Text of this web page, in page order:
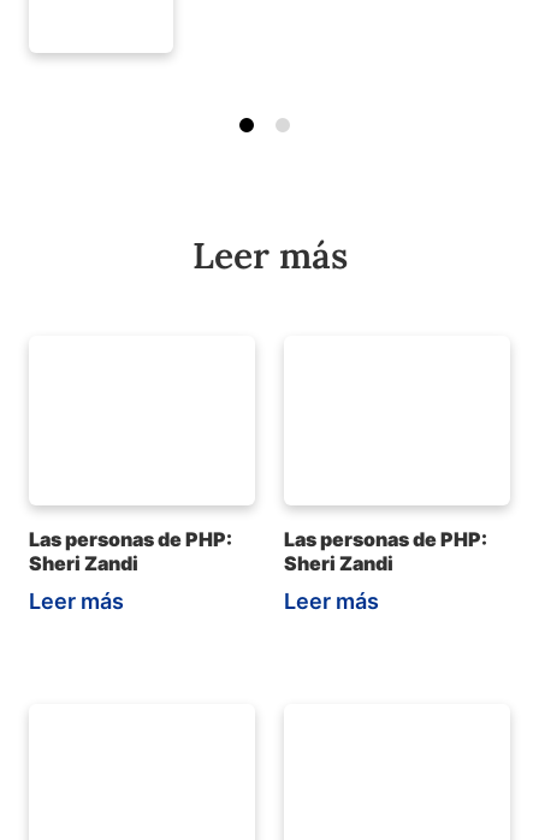
Leer más
Las personas de PHP:
Sheri Zandi
Leer más
Las personas de PHP:
Sheri Zandi
Leer más